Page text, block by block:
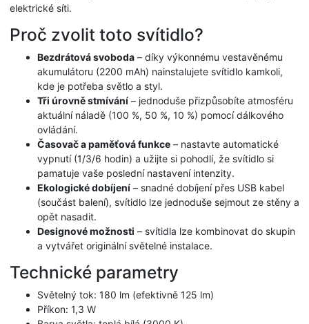
elektrické síti.
Proč zvolit toto svítidlo?
Bezdrátová svoboda – díky výkonnému vestavěnému
akumulátoru (2200 mAh) nainstalujete svítidlo kamkoli,
kde je potřeba světlo a styl.
Tři úrovně stmívání – jednoduše přizpůsobíte atmosféru
aktuální náladě (100 %, 50 %, 10 %) pomocí dálkového
ovládání.
Časovač a paměťová funkce – nastavte automatické
vypnutí (1/3/6 hodin) a užijte si pohodlí, že svítidlo si
pamatuje vaše poslední nastavení intenzity.
Ekologické dobíjení – snadné dobíjení přes USB kabel
(součást balení), svítidlo lze jednoduše sejmout ze stěny a
opět nasadit.
Designové možnosti – svítidla lze kombinovat do skupin
a vytvářet originální světelné instalace.
Technické parametry
Světelný tok: 180 lm (efektivně 125 lm)
Příkon: 1,3 W